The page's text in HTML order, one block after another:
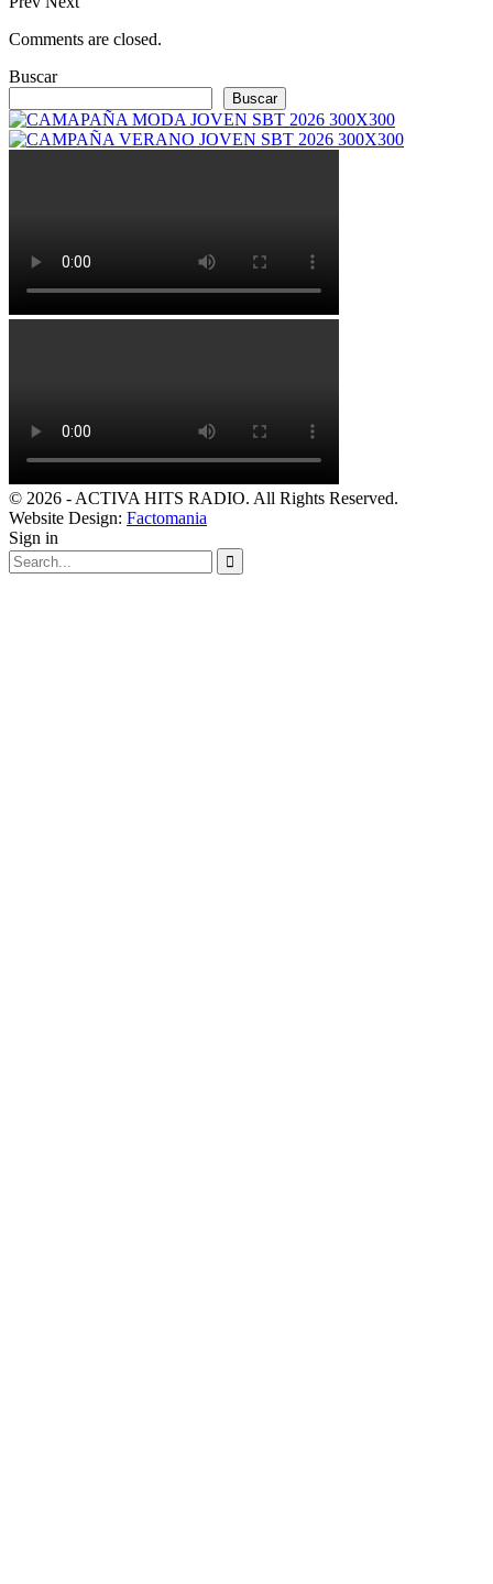
Comments are closed.
Buscar
Buscar
© 2026 - ACTIVA HITS RADIO. All Rights Reserved.
Website Design: Factomania
Sign in